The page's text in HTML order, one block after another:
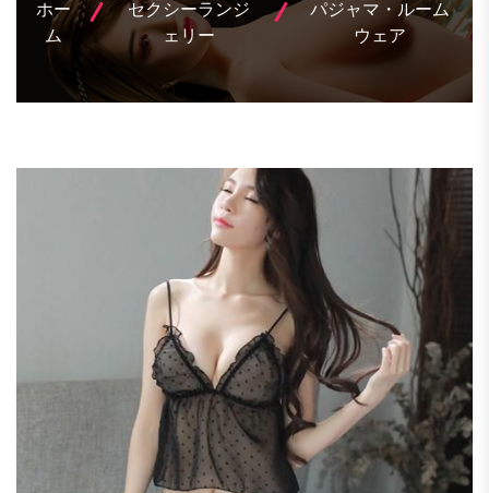
ホー
ム
セクシーランジ
ェリー
パジャマ・ルーム
ウェア